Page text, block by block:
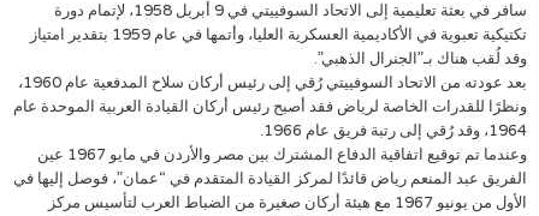
سافر في بعثة تعليمية إلى الاتحاد السوفييتي في 9 أبريل 1958، لإتمام دورة
تكتيكية تعبوية في الأكاديمية العسكرية العليا، وأتمها في عام 1959 بتقدير امتياز
وقد لُقب هناك بـ”الجنرال الذهبي”.
بعد عودته من الاتحاد السوفييتي رُقي إلى رئيس أركان سلاح المدفعية عام 1960،
ونظرًا للقدرات الخاصة لرياض فقد أصبح رئيس أركان القيادة العربية الموحدة عام
1964، وقد رُقي إلى رتبة فريق عام 1966.
وعندما تم توقيع اتفاقية الدفاع المشترك بين مصر والأردن في مايو 1967 عين
الفريق عبد المنعم رياض قائدًا لمركز القيادة المتقدم في “عمان”، فوصل إليها في
الأول من يونيو 1967 مع هيئة أركان صغيرة من الضباط العرب لتأسيس مركز